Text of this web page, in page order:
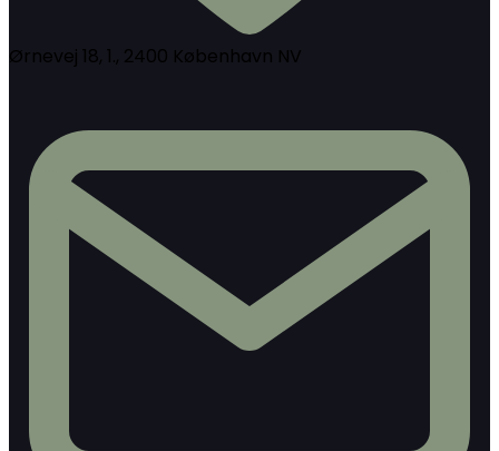
Ørnevej 18, 1., 2400 København NV